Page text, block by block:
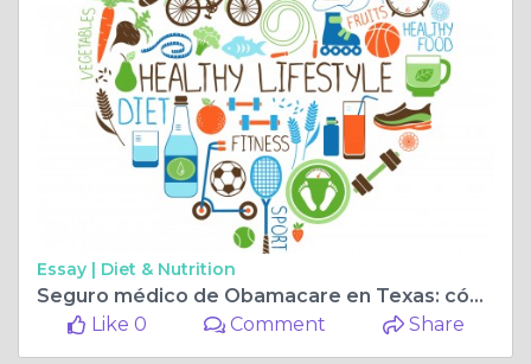
Essay | Diet & Nutrition
Seguro médico de Obamacare en Texas: cómo abordar la Ley de Atención Médica Asequible
Like 0
Comment Share